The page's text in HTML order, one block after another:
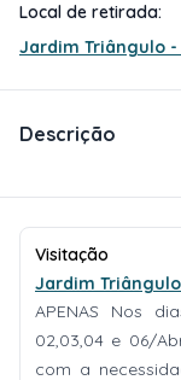
Local de retirada:
Jardim Triângulo -
Descrição
Visitação
Jardim
APENAS Nos
02,03,04 e 06/
com a